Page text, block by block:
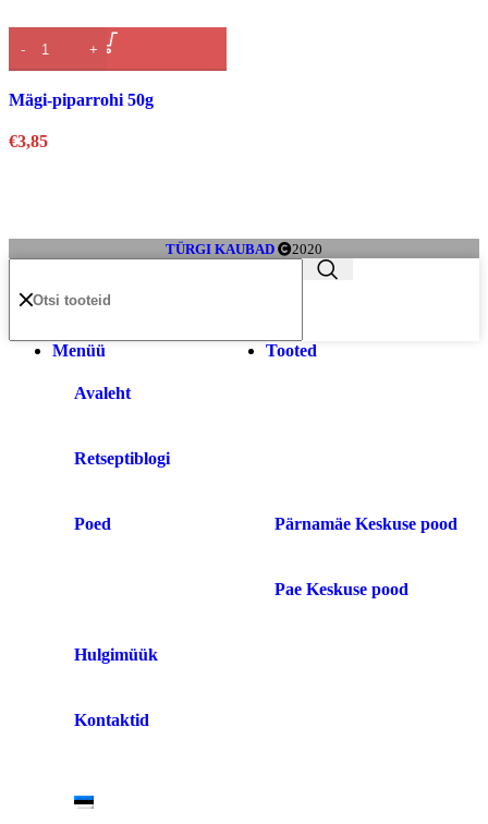
Mägi-piparrohi 50g
€3,85
TÜRGI KAUBAD 2020
Menüü Tooted
Avaleht
Retseptiblogi
Poed Pärnamäe Keskuse pood
Pae Keskuse pood
Hulgimüük
Kontaktid